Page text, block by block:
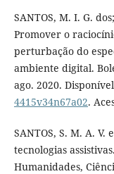
SANTOS, M. I. G.
Promover o
perturbação do
ambiente digital.
ago. 2020.
4415v34n67a02.
SANTOS, S. M. A.
tecnologias
Humanidades,